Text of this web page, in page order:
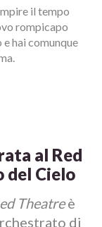
il tempo
rompicapo
hai comunque
al Red
del Cielo
Theatreè
di